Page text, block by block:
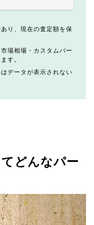
り、現在の査定額を保
場相場・カスタムパー
す。
データが表示されない
どんなパー